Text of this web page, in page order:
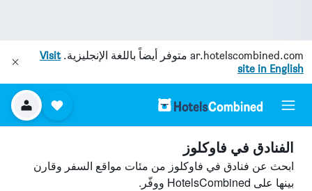
ar.hotelscombined.com متوفر أيضاً باللغة الإنجليزية.Visit
site in English
الفنادق في فاوكلوز
ابحث عن فنادق في فاوكلوز من مئات مواقع السفر وقارن
بينها على HotelsCombined ووفّر.